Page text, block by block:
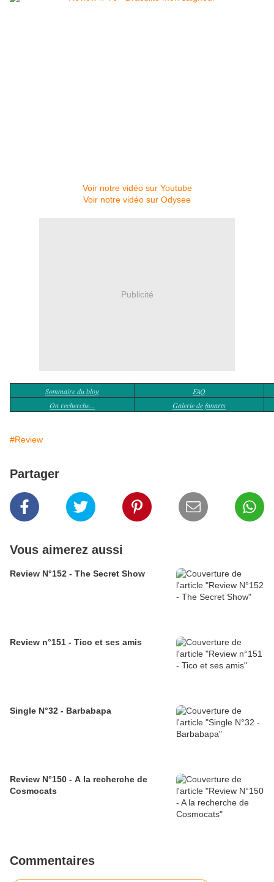
Voir notre vidéo sur Youtube
Voir notre vidéo sur Odysee
Publicité
Sommaire du blog
FAQ
On recherche...
Galerie de fanarts
#Review
Partager
Vous aimerez aussi
Review N°152 - The Secret Show
Review n°151 - Tico et ses amis
Single N°32 - Barbabapa
Review N°150 - A la recherche de
Cosmocats
Commentaires